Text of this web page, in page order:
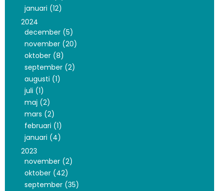
januari (12)
2024
december (5)
november (20)
oktober (8)
september (2)
augusti (1)
juli (1)
maj (2)
mars (2)
februari (1)
januari (4)
2023
november (2)
oktober (42)
september (35)